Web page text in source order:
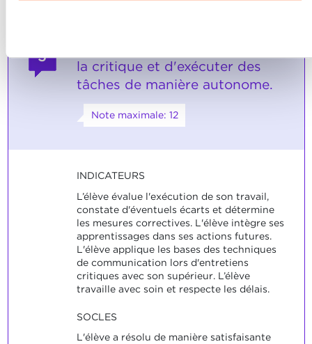
Charte d’usage des cookieset notrePolitique de
3
la critique et d'exécuter des
tâches de manière autonome.
Note maximale: 12
INDICATEURS
L’élève évalue l'exécution de son travail,
constate d'éventuels écarts et détermine
les mesures correctives. L'élève intègre ses
apprentissages dans ses actions futures.
L'élève applique les bases des techniques
de communication lors d'entretiens
critiques avec son supérieur. L’élève
travaille avec soin et respecte les délais.
SOCLES
L'élève a résolu de manière satisfaisante